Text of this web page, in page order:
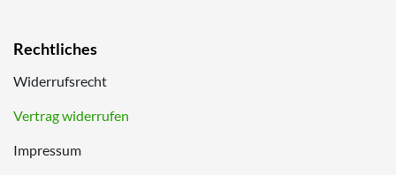
Rechtliches
Widerrufsrecht
Vertrag widerrufen
Impressum